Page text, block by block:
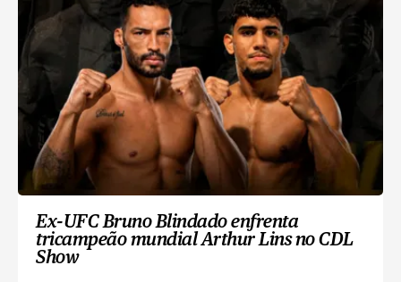
Ex-UFC Bruno Blindado enfrenta
tricampeão mundial Arthur Lins no CDL
Show